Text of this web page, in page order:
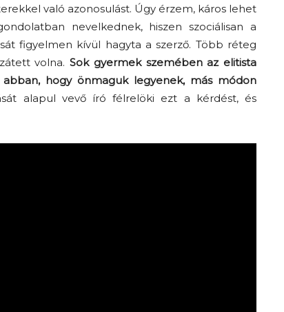
való azonosulást. Úgy érzem, káros lehet
nevelkednek, hiszen szociálisan a
figyelmen kívül hagyta a szerző. Több réteg
volna. Sok gyermek szemében az elitista
hogy önmaguk legyenek, más módon
alapul vevő író félrelöki ezt a kérdést, és